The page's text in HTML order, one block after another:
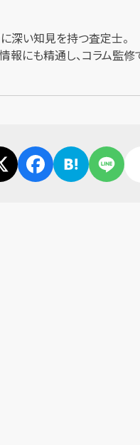
深い知見を持つ査定士。
にも精通し、コラム監修